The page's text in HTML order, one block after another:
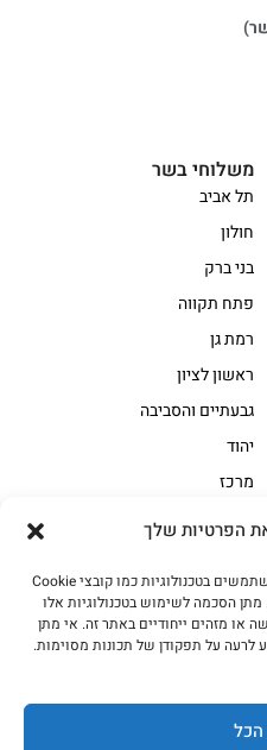
הפרטיות שלך
כדי לספק את החוויה הטובה ביותר, אנו משתמשים בטכנולוגיות כמו קובצי Cookie
הסכמה לשימוש בטכנולוגיות אלו
או מזהים ייחודיים באתר זה. אי מתן
על תפקודן של תכונות מסוימות.
בשר בקר משובח
בשר למעשנת
חלקים אחוריים
מיוחדי מסורת1
משלוחי בשר
תל אביב
חולון
בני ברק
פתח תקווה
רמת גן
ראשון לציון
גבעתיים והסביבה
יהוד
מרכז